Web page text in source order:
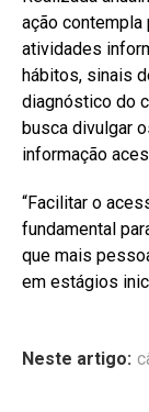
ação contempla
atividades
hábitos, sinais
diagnóstico do
busca divulgar
informação
“Facilitar o
fundamental
que mais
em estágios
Neste artigo: